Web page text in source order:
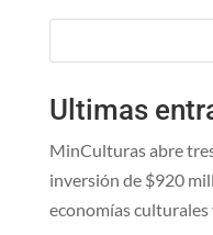
Ultimas
MinCulturas abre
inversión de $920
economías culturales